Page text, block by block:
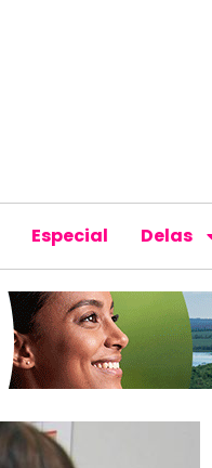
Especial Delas